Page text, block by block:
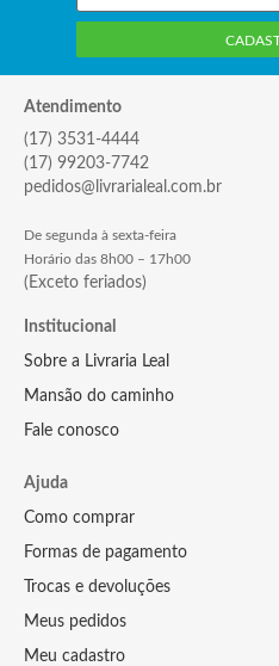
Atendimento
(17) 3531-4444
(17) 99203-7742
pedidos@livrarialeal.com.br
De segunda à sexta-feira
Horário das 8h00 – 17h00
(Exceto feriados)
Institucional
Sobre a Livraria Leal
Mansão do caminho
Fale conosco
Ajuda
Como comprar
Formas de pagamento
Trocas e devoluções
Meus pedidos
Meu cadastro